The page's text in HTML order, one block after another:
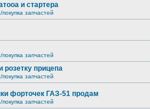
и стартера
запчастей
запчастей
прицепа
запчастей
форточек ГАЗ-51 продам
запчастей